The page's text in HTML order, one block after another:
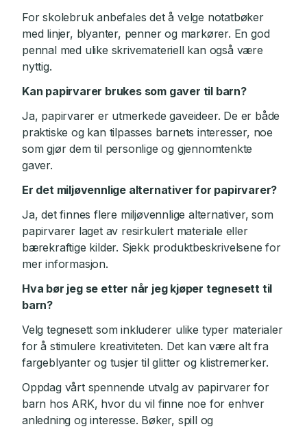
For skolebruk anbefales det å velge notatbøker
med linjer, blyanter, penner og markører. En god
pennal med ulike skrivemateriell kan også være
nyttig.
Kan papirvarer brukes som gaver til barn?
Ja, papirvarer er utmerkede gaveideer. De er både
praktiske og kan tilpasses barnets interesser, noe
som gjør dem til personlige og gjennomtenkte
gaver.
Er det miljøvennlige alternativer for papirvarer?
Ja, det finnes flere miljøvennlige alternativer, som
papirvarer laget av resirkulert materiale eller
bærekraftige kilder. Sjekk produktbeskrivelsene for
mer informasjon.
Hva bør jeg se etter når jeg kjøper tegnesett til
barn?
Velg tegnesett som inkluderer ulike typer materialer
for å stimulere kreativiteten. Det kan være alt fra
fargeblyanter og tusjer til glitter og klistremerker.
Oppdag vårt spennende utvalg av papirvarer for
barn hos ARK, hvor du vil finne noe for enhver
anledning og interesse. Bøker, spill og